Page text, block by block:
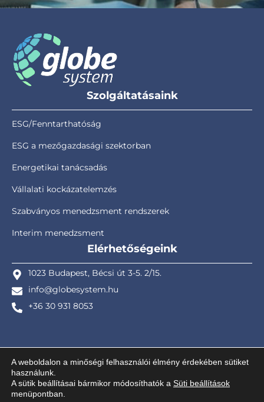
Szolgáltatásaink
ESG/Fenntarthatóság
ESG a mezőgazdasági szektorban
Energetikai tanácsadás
Vállalati kockázatelemzés
Szabványos menedzsment rendszerek
Interim menedzsment
Elérhetőségeink
1023 Budapest, Bécsi út 3-5. 2/15.
info@globesystem.hu
+36 30 931 8053
© GlobEnergy Kft. – Globe System Project Solution Ltd. – Design ©
kreativiki– 2025. – Minden jog fenntartva! |
A weboldalon a minőségi felhasználói élmény érdekében sütiket
használunk.
A sütik beállításai bármikor módosíthatók a Süti beállítások
menüpontban.